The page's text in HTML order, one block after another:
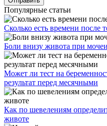
Популярные статьи
Сколько есть времени после
Боли внизу живота при
Может ли тест на
результат перед месячными
Как по шевелениям
животе